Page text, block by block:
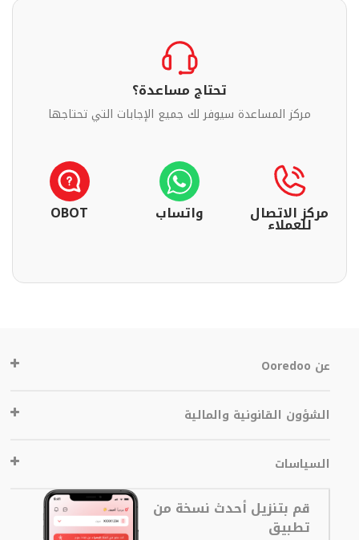
تحتاج مساعدة؟
مركز المساعدة سيوفر لك جميع الإجابات التي تحتاجها
مركز الاتصال
للعملاء واتساب OBOT
عن Ooredoo
الشؤون القانونية والمالية
السياسات
قم بتنزيل أحدث نسخة من
تطبيق